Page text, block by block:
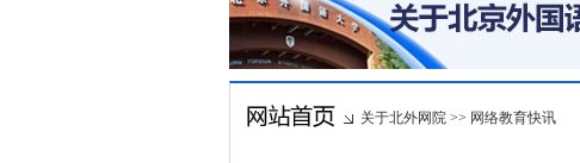
关于北外网院 >> 网络教育快讯